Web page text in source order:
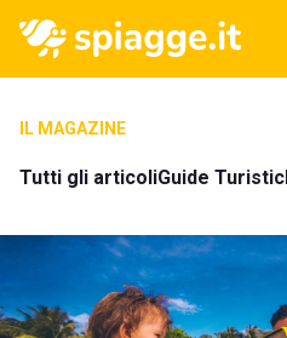
IL MAGAZINE
Tutti gli articoliGuide